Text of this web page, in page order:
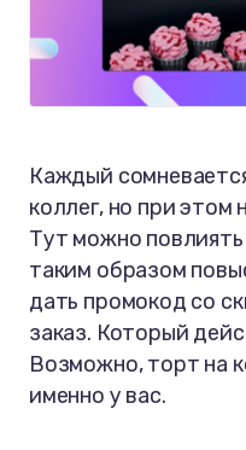
Каждый
коллег, но при этом
Тут можно
таким образом
дать промокод со
заказ. Который
Возможно, торт на
именно у вас.